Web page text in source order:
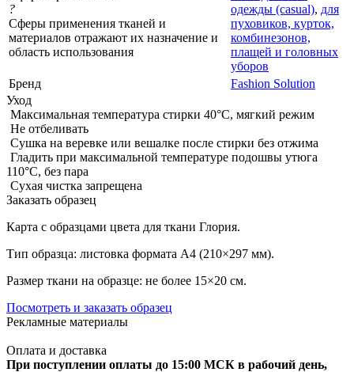
?
Сферы применения тканей и
материалов отражают их назначение и
область использования
одежды (casual), для
пуховиков, курток,
комбинезонов,
плащей и головных
уборов
Бренд
Fashion Solution
Уход
Максимальная температура стирки 40°C, мягкий режим
Не отбеливать
Сушка на веревке или вешалке после стирки без отжима
Гладить при максимальной температуре подошвы утюга
110°C, без пара
Сухая чистка запрещена
Заказать образец
Карта с образцами цвета для ткани Глория.
Тип образца: листовка формата А4 (210×297 мм).
Размер ткани на образце: не более 15×20 см.
Посмотреть и заказать образец
Рекламные материалы
Оплата и доставка
При поступлении оплаты до 15:00 МСК в рабочий день,